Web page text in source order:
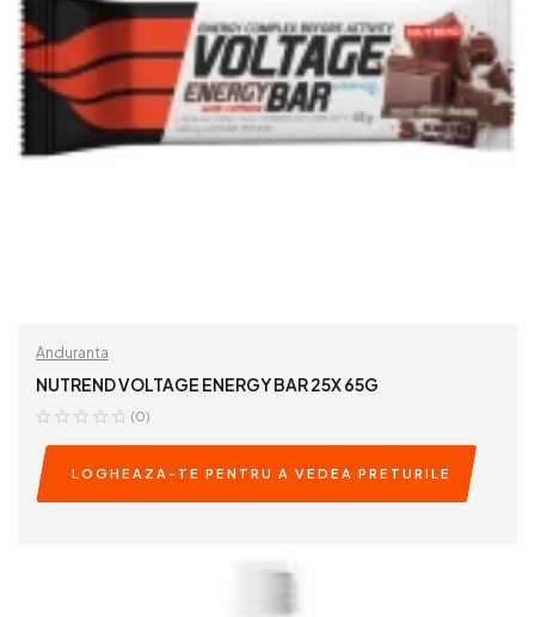
Anduranta
NUTREND VOLTAGE ENERGY BAR 25X 65G
(0)
LOGHEAZA-TE PENTRU A VEDEA PRETURILE
READ MORE